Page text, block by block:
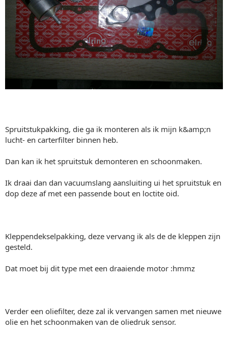
Spruitstukpakking, die ga ik monteren als ik mijn k&amp;n
lucht- en carterfilter binnen heb.
Dan kan ik het spruitstuk demonteren en schoonmaken.
Ik draai dan dan vacuumslang aansluiting ui het spruitstuk en
dop deze af met een passende bout en loctite oid.
Kleppendekselpakking, deze vervang ik als de de kleppen zijn
gesteld.
Dat moet bij dit type met een draaiende motor :hmmz
Verder een oliefilter, deze zal ik vervangen samen met nieuwe
olie en het schoonmaken van de oliedruk sensor.